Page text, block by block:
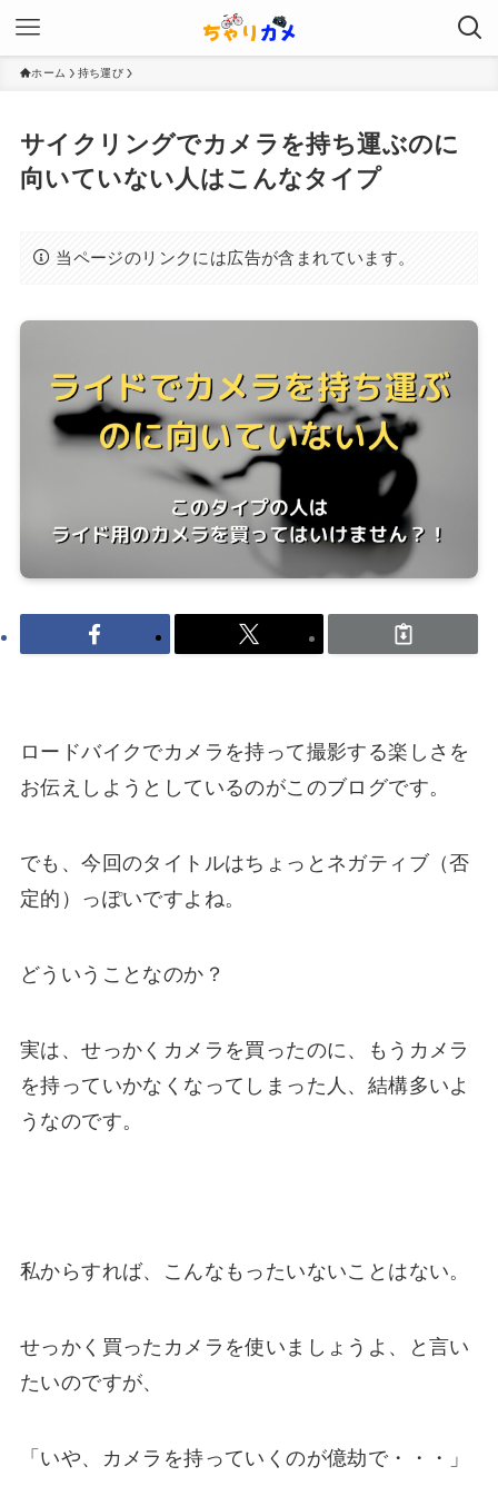
ホーム 持ち運び
サイクリングでカメラを持ち運ぶのに
向いていない人はこんなタイプ
当ページのリンクには広告が含まれています。
ロードバイクでカメラを持って撮影する楽しさを
お伝えしようとしているのがこのブログです。
でも、今回のタイトルはちょっとネガティブ（否
定的）っぽいですよね。
どういうことなのか？
実は、せっかくカメラを買ったのに、もうカメラ
を持っていかなくなってしまった人、結構多いよ
うなのです。
私からすれば、こんなもったいないことはない。
せっかく買ったカメラを使いましょうよ、と言い
たいのですが、
「いや、カメラを持っていくのが億劫で・・・」